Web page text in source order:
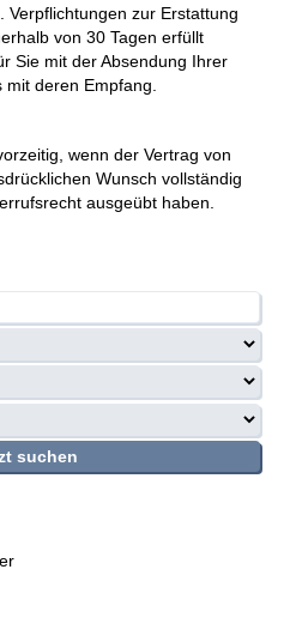
Verpflichtungen zur Erstattung
von 30 Tagen erfüllt
Sie mit der Absendung Ihrer
deren Empfang.
wenn der Vertrag von
Wunsch vollständig
ausgeübt haben.